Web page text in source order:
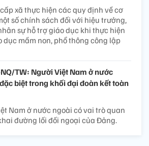
xã thực hiện các quy định về cơ
số chính sách đối với hiệu trưởng,
sự hỗ trợ giáo dục khi thực hiện
dục mầm non, phổ thông công lập
TW: Người Việt Nam ở nước
biệt trong khối đại đoàn kết toàn
Nam ở nước ngoài có vai trò quan
đường lối đối ngoại của Đảng.